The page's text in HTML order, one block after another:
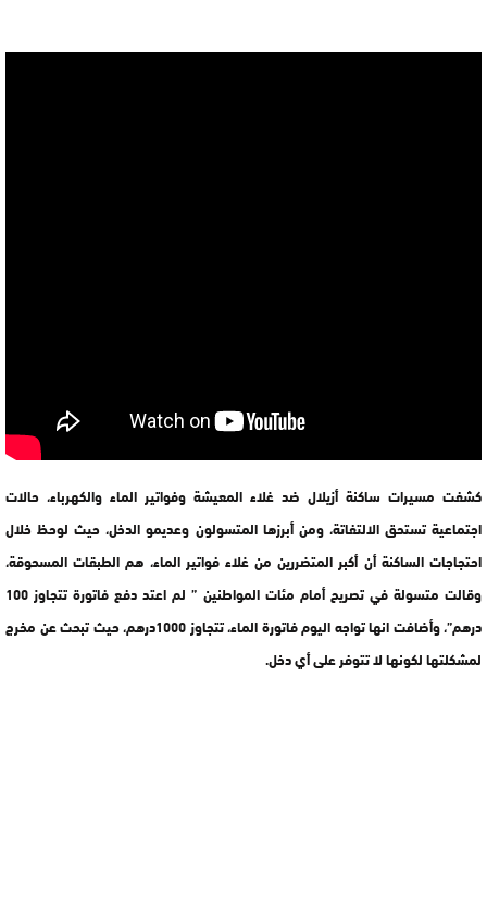
كشفت مسيرات ساكنة أزيلال ضد غلاء المعيشة وفواتير الماء والكهرباء، حالات
اجتماعية تستحق الالتفاتة، ومن أبرزها المتسولون وعديمو الدخل، حيث لوحظ خلال
احتجاجات الساكنة أن أكبر المتضررين من غلاء فواتير الماء، هم الطبقات المسحوقة،
وقالت متسولة في تصريح أمام مئات المواطنين ” لم اعتد دفع فاتورة تتجاوز 100
درهم”، وأضافت انها تواجه اليوم فاتورة الماء، تتجاوز 1000درهم، حيث تبحث عن مخرج
لمشكلتها لكونها لا تتوفر على أي دخل.